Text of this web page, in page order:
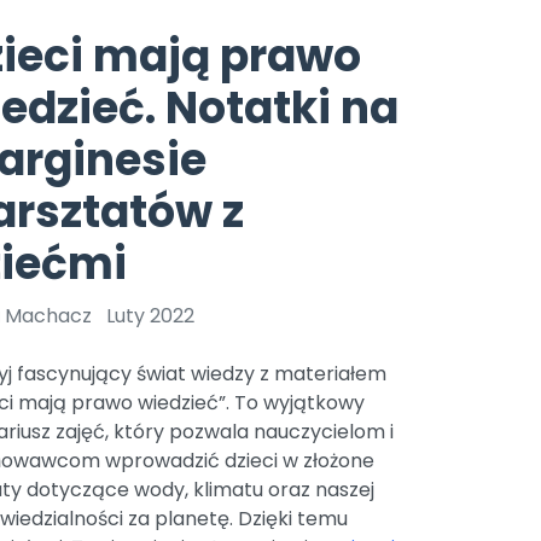
Nowości
Zapowiedzi
Polecamy
Promocje
czerwca 2024 r. uzyskała
r. Nr decyzji:
Online.
Bliżej Pieska
Pomoc zwierzętom
Książka (dla) Przedszkolaka
Promowanie czytelnictwa
TikTok
Zobacz nas na TikToku
YouTube
Filmy edukacyjne
mają prawo
Notatki na
z
Machacz Luty 2022
fascynujący świat wiedzy z materiałem
mają prawo wiedzieć”. To wyjątkowy
zajęć, który pozwala nauczycielom i
wprowadzić dzieci w złożone
dotyczące wody, klimatu oraz naszej
za planetę. Dzięki temu